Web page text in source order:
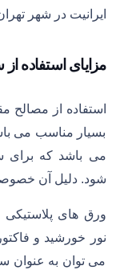
ایرانیت در شهر
مزایای استفاده
استفاده از
بسیار مناسب می
می باشد که برای
شود. دلیل آن
ورق های پلاستیکی
نور خورشید و
می توان به عنوان